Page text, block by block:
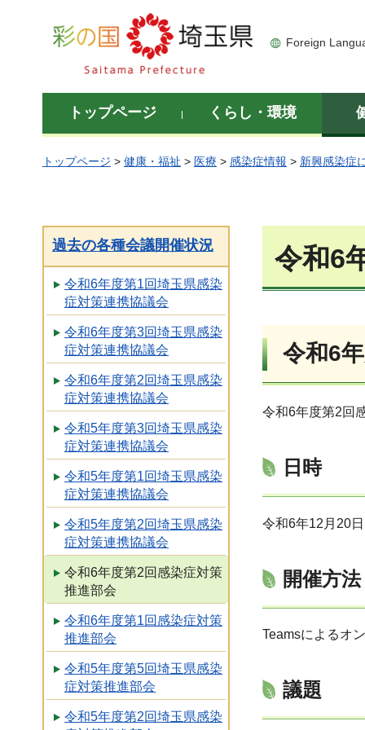
彩の国 埼玉県
Foreign
トップページ くらし・環境
トップページ > 健康・福祉 > 医療 > 感染症情報 > 新興感染症
過去の各種会議開催状況
令和6年度第1回埼玉県感染
症対策連携協議会
令和6年度第3回埼玉県感染
症対策連携協議会
令和6年度第2回埼玉県感染
症対策連携協議会
令和5年度第3回埼玉県感染
症対策連携協議会
令和5年度第1回埼玉県感染
症対策連携協議会
令和5年度第2回埼玉県感染
症対策連携協議会
令和6年度第2回感染症対策
推進部会
令和6年度第1回感染症対策
推進部会
令和5年度第5回埼玉県感染
症対策推進部会
令和5年度第2回埼玉県感染
令和6
令和6
令和6年度第2回
日時
令和6年12月20
開催方法
Teamsによるオ
議題